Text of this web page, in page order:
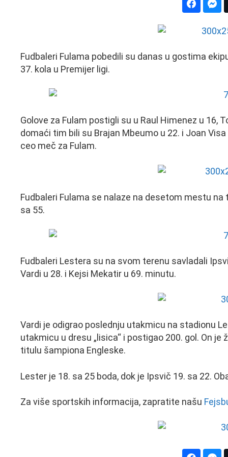
Fudbaleri Fulama pobedili su danas u gostima
37. kola u Premijer ligi.
Golove za Fulam postigli su u Raul Himenez u 16,
domaći tim bili su Brajan Mbeumo u 22. i Joan
ceo meč za Fulam.
Fudbaleri Fulama se nalaze na desetom mestu
sa 55.
Fudbaleri Lestera su na svom terenu savladali
Vardi u 28. i Kejsi Mekatir u 69. minutu.
Vardi je odigrao poslednju utakmicu na stadionu
utakmicu u dresu „lisica“ i postigao 200. gol. On
titulu šampiona Engleske.
Lester je 18. sa 25 boda, dok je Ipsvič 19. sa 22.
Za više sportskih informacija, zapratite našu